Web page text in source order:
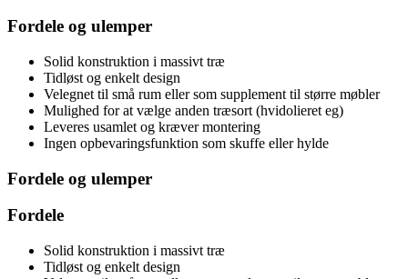
Fordele og ulemper
Solid konstruktion i massivt træ
Tidløst og enkelt design
Velegnet til små rum eller som supplement til større møbler
Mulighed for at vælge anden træsort (hvidolieret eg)
Leveres usamlet og kræver montering
Ingen opbevaringsfunktion som skuffe eller hylde
Fordele og ulemper
Fordele
Solid konstruktion i massivt træ
Tidløst og enkelt design